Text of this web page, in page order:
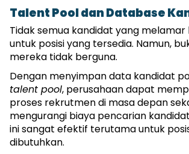
Talent Pool dan Database
Tidak semua kandidat yang melamar
untuk posisi yang tersedia. Namun,
mereka tidak berguna.
talent pool, perusahaan dapat
proses rekrutmen di masa depan
mengurangi biaya pencarian
ini sangat efektif terutama untuk
dibutuhkan.